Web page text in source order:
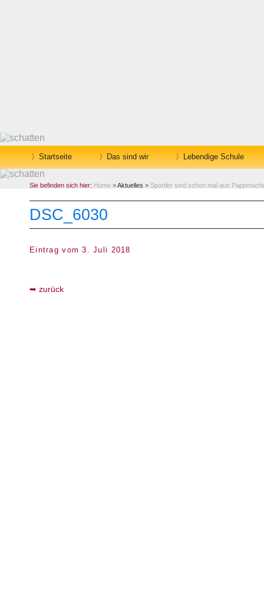
Startseite Das sind wir Lebendige Schule
Sie befinden sich hier: Home >Aktuelles > Sportler sind schon mal aus
DSC_6030
Eintrag vom 3. Juli 2018
zurück